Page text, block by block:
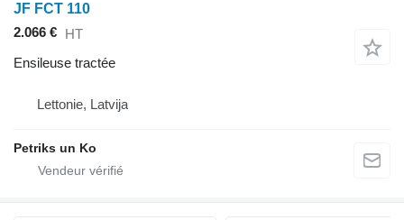
JF FCT 110
2.066 € HT
Ensileuse tractée
Lettonie, Latvija
Petriks un Ko